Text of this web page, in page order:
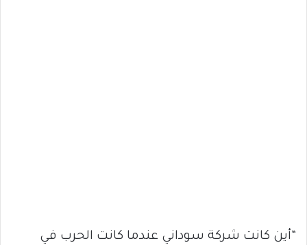
“أين كانت شركة سوداني عندما كانت الحرب في